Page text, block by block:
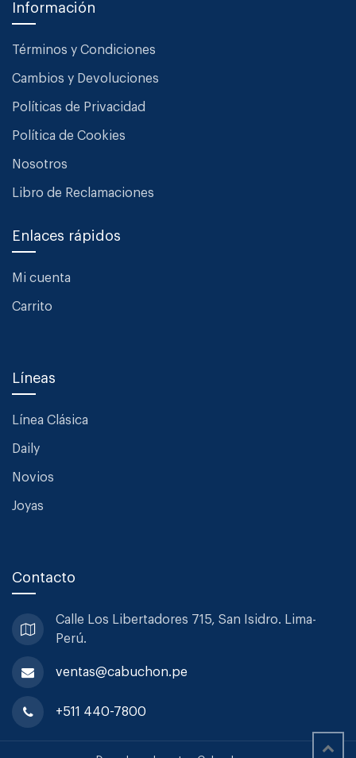
Información
Términos y Condiciones
Cambios y Devoluciones
Políticas de Privacidad
Política de Cookies
Nosotros
Libro de Reclamaciones
Enlaces rápidos
Mi cuenta
Carrito
Líneas
Línea Clásica
Daily
Novios
Joyas
Contacto
Calle Los Libertadores 715, San Isidro. Lima-
Perú.
ventas@cabuchon.pe
+511 440-7800